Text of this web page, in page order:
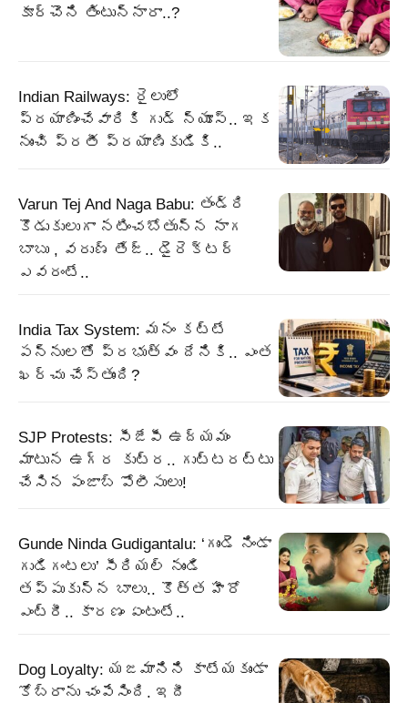
కూర్చొని తింటున్నారా..?
Indian Railways: రైలులో
ప్రయాణించేవారికి గుడ్ న్యూస్.. ఇక
నుంచి ప్రతీ ప్రయాణికుడికి..
Varun Tej And Naga Babu: తండ్రి
కొడుకులుగా నటించబోతున్న నాగ
బాబు , వరుణ్ తేజ్.. డైరెక్టర్
ఎవరంటే..
India Tax System: మనం కట్టే
పన్నులతో ప్రభుత్వం దేనికి.. ఎంత
ఖర్చు చేస్తుంది?
SJP Protests: సీజేపీ ఉద్యమం
మాటున ఉగ్ర కుట్ర.. గుట్టరట్టు
చేసిన పంజాబ్‌ పోలీసులు!
Gunde Ninda Gudigantalu: ‘గుండె నిండా
గుడిగంటలు’ సీరియల్ నుండి
తప్పుకున్న బాలు.. కొత్త హీరో
ఎంట్రీ.. కారణం ఏంటంటే..
Dog Loyalty: యజమానిని కాటేయకుండా
కోబ్రాను చంపేసింది. ఇదీ